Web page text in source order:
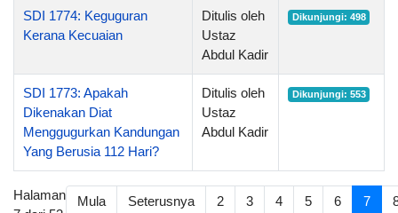
SDI 1774: Keguguran
Kerana Kecuaian
Ditulis oleh
Ustaz
Abdul Kadir
Dikunjungi: 498
SDI 1773: Apakah
Dikenakan Diat
Menggugurkan Kandungan
Yang Berusia 112 Hari?
Ditulis oleh
Ustaz
Abdul Kadir
Dikunjungi: 553
Halaman
Mula Seterusnya 2 3 4 5 6 7